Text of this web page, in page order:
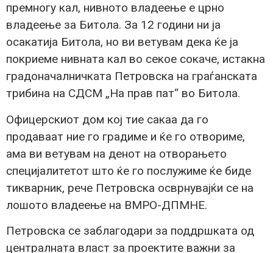
премногу кал, нивното владеење е црно
владеење за Битола. За 12 години ни ја
осакатија Битола, но ви ветувам дека ќе ја
покриеме нивната кал во секое сокаче, истакна
градоначалничката Петровска на граѓанската
трибина на СДСМ „На прав пат“ во Битола.
Офицерскиот дом кој тие сакаа да го
продаваат ние го градиме и ќе го отвориме,
ама ви ветувам на денот на отворањето
специјалитетот што ќе го послужиме ќе биде
тикварник, рече Петровска осврнувајќи се на
лошото владеење на ВМРО-ДПМНЕ.
Петровска се заблагодари за поддршката од
централната власт за проектите важни за